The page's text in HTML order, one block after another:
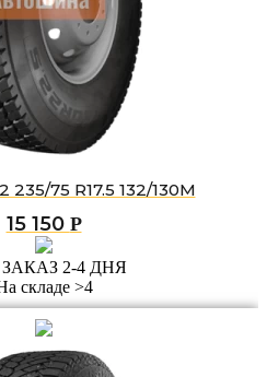
235/75 R17.5 132/130M
15 150 Р
2-4 ДНЯ
складе >4